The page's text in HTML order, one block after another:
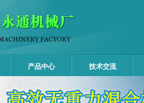
产品中心 技术交流